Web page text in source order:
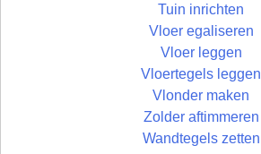
Tuin inrichten
Vloer egaliseren
Vloer leggen
Vloertegels leggen
Vlonder maken
Zolder aftimmeren
Wandtegels zetten